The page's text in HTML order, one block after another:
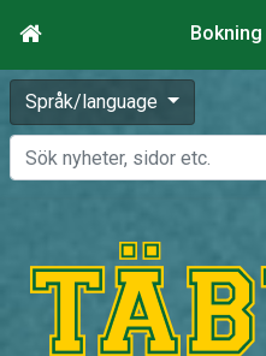
Bokning
Språk/language